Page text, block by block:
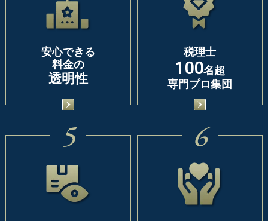
安心できる
料金の
透明性
税理士
100名超
専門プロ集団
5 6